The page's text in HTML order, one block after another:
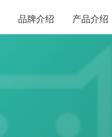
品牌介绍 产品介绍